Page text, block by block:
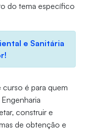
do tema específico
e Sanitária
é para quem
construir e
de obtenção e